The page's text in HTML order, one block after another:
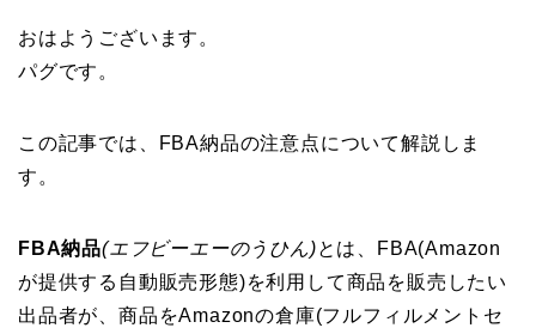
おはようございます。
パグです。
この記事では、FBA納品の注意点について解説しま
す。
FBA納品(エフビーエーのうひん)とは、FBA(Amazon
が提供する自動販売形態)を利用して商品を販売したい
出品者が、商品をAmazonの倉庫(フルフィルメントセ